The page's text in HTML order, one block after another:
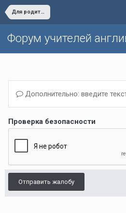
Для родителей и учеников
Форум учителей
Дополнительно: введите
Проверка безопасности
Отправить жалобу